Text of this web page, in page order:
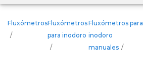
Fluxómetros
/
Fluxómetros
para inodoro
/
Fluxómetros para
inodoro
manuales /